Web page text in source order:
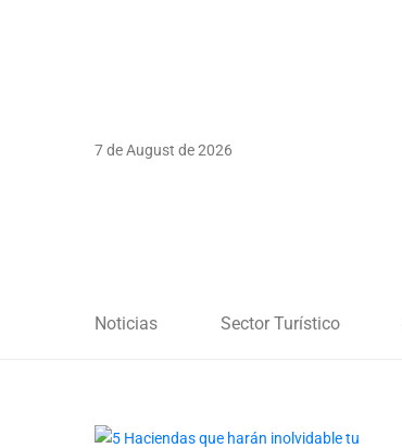
7 de August de 2026
Noticias Sector Turístico